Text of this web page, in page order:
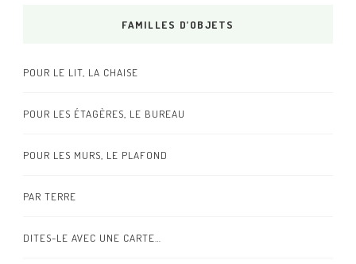
FAMILLES D’OBJETS
POUR LE LIT, LA CHAISE
POUR LES ÉTAGÈRES, LE BUREAU
POUR LES MURS, LE PLAFOND
PAR TERRE
DITES-LE AVEC UNE CARTE…